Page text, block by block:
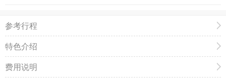
参考行程
特色介绍
费用说明